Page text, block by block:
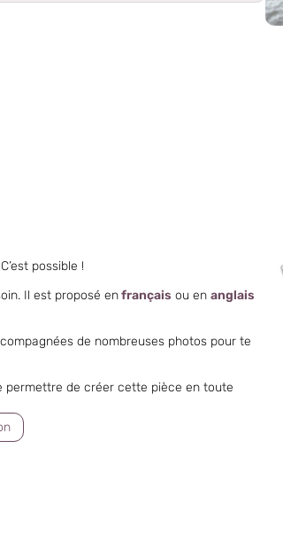
possible !
Il est proposé enfrançais ou enanglais
de nombreuses photos pour te
permettre de créer cette pièce en toute